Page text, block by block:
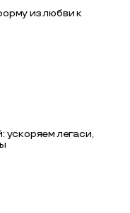
из любви к
легаси,